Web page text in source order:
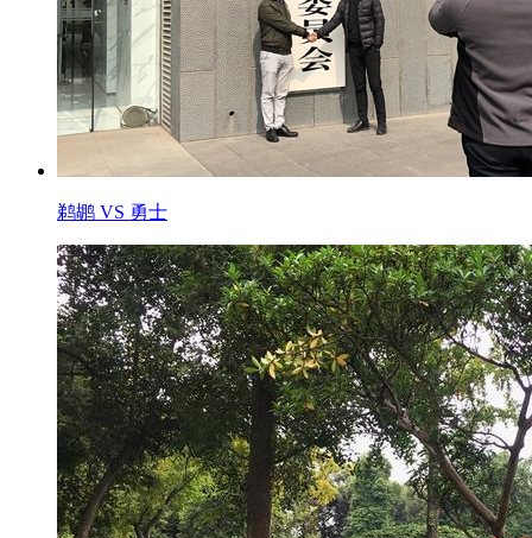
鹈鹕 VS 勇士